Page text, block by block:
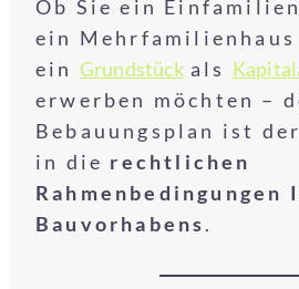
Ob Sie ein
ein Mehrfamilienhaus
ein Grundstückals
erwerben möchten –
Bebauungsplan ist
in die rechtlichen
Rahmenbedingungen
Bauvorhabens.